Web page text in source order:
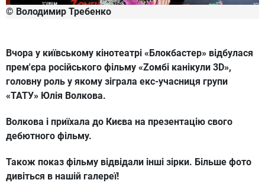
© Володимир Требенко
Вчора у київському кінотеатрі «Блокбастер» відбулася
прем'єра російського фільму «Zомбі канікули 3D»,
головну роль у якому зіграла екс-учасниця групи
«ТАТУ» Юлія Волкова.
Волкова і приїхала до Києва на презентацію свого
дебютного фільму.
Також показ фільму відвідали інші зірки. Більше фото
дивіться в нашій галереї!